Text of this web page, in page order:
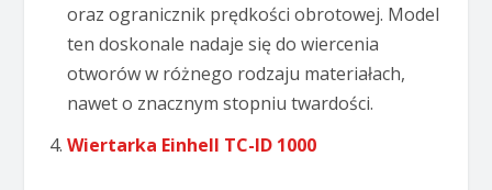
oraz ogranicznik prędkości obrotowej. Model
ten doskonale nadaje się do wiercenia
otworów w różnego rodzaju materiałach,
nawet o znacznym stopniu twardości.
Wiertarka Einhell TC-ID 1000